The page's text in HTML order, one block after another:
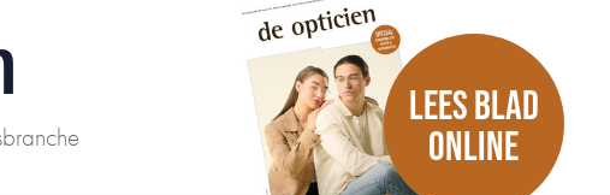
LEES BLAD
ONLINE